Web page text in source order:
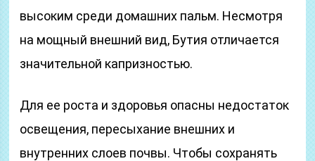
высоким среди домашних пальм. Несмотря
на мощный внешний вид, Бутия отличается
значительной капризностью.
Для ее роста и здоровья опасны недостаток
освещения, пересыхание внешних и
внутренних слоев почвы. Чтобы сохранять